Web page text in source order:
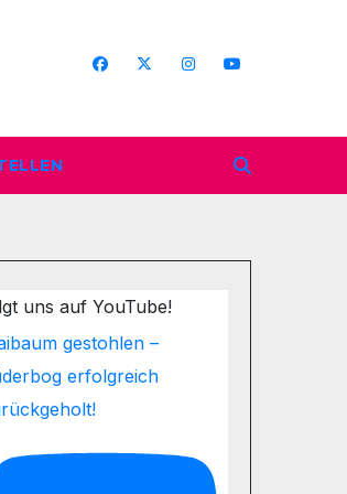
uns auf YouTube!
gestohlen –
erfolgreich